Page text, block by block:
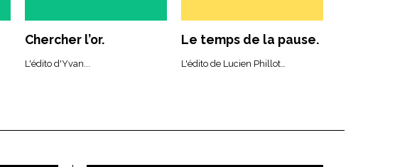
Chercher l’or.
L'édito d'Yvan...
Le temps de la pause.
L'édito de Lucien Phillot…